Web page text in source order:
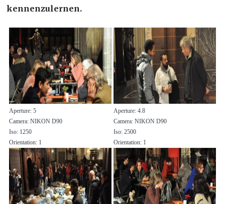
kennenzulernen.
Aperture: 5
Camera: NIKON D90
Iso: 1250
Orientation: 1
Aperture: 4.8
Camera: NIKON D90
Iso: 2500
Orientation: 1